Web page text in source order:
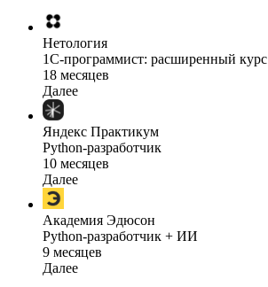
Нетология
1C-программист: расширенный курс
18 месяцев
Далее
Яндекс Практикум
Python-разработчик
10 месяцев
Далее
Академия Эдюсон
Python-разработчик + ИИ
9 месяцев
Далее